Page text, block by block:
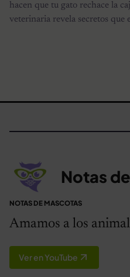
hacen que tu gato rechace la
veterinaria revela secretos que
Notas
NOTAS DE MASCOTAS
Amamos a los
Ver en YouTube